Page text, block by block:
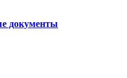
документы